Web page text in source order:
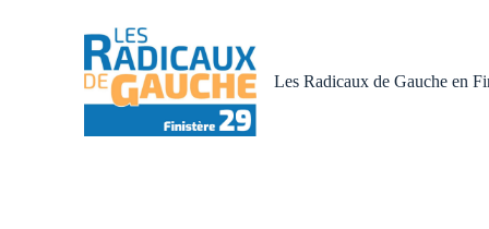
Les Radicaux de Gauche en